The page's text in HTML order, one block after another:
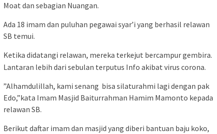
Moat dan sebagian Nuangan.
Ada 18 imam dan puluhan pegawai syar’i yang berhasil relawan
SB temui.
Ketika didatangi relawan, mereka terkejut bercampur gembira.
Lantaran lebih dari sebulan terputus Info akibat virus corona.
”Alhamdulillah, kami senang bisa silaturahmi lagi dengan pak
Edo,”kata Imam Masjid Baiturrahman Hamim Mamonto kepada
relawan SB.
Berikut daftar imam dan masjid yang diberi bantuan baju koko,